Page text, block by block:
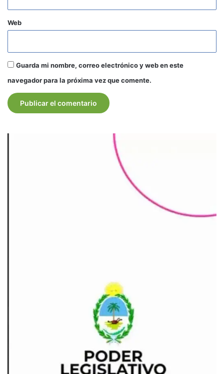
Web
Guarda mi nombre, correo electrónico y web en este
navegador para la próxima vez que comente.